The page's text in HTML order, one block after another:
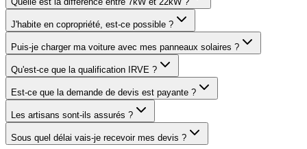
J'habite en copropriété, est-ce possible ?
Puis-je charger ma voiture avec mes panneaux solaires ?
Qu'est-ce que la qualification IRVE ?
Est-ce que la demande de devis est payante ?
Les artisans sont-ils assurés ?
Sous quel délai vais-je recevoir mes devis ?